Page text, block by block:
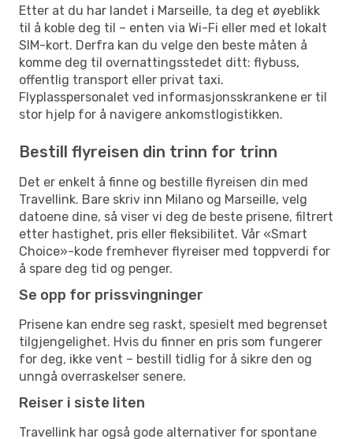
Etter at du har landet i Marseille, ta deg et øyeblikk
til å koble deg til – enten via Wi-Fi eller med et lokalt
SIM-kort. Derfra kan du velge den beste måten å
komme deg til overnattingsstedet ditt: flybuss,
offentlig transport eller privat taxi.
Flyplasspersonalet ved informasjonsskrankene er til
stor hjelp for å navigere ankomstlogistikken.
Bestill flyreisen din trinn for trinn
Det er enkelt å finne og bestille flyreisen din med
Travellink. Bare skriv inn Milano og Marseille, velg
datoene dine, så viser vi deg de beste prisene, filtrert
etter hastighet, pris eller fleksibilitet. Vår «Smart
Choice»-kode fremhever flyreiser med toppverdi for
å spare deg tid og penger.
Se opp for prissvingninger
Prisene kan endre seg raskt, spesielt med begrenset
tilgjengelighet. Hvis du finner en pris som fungerer
for deg, ikke vent – bestill tidlig for å sikre den og
unngå overraskelser senere.
Reiser i siste liten
Travellink har også gode alternativer for spontane